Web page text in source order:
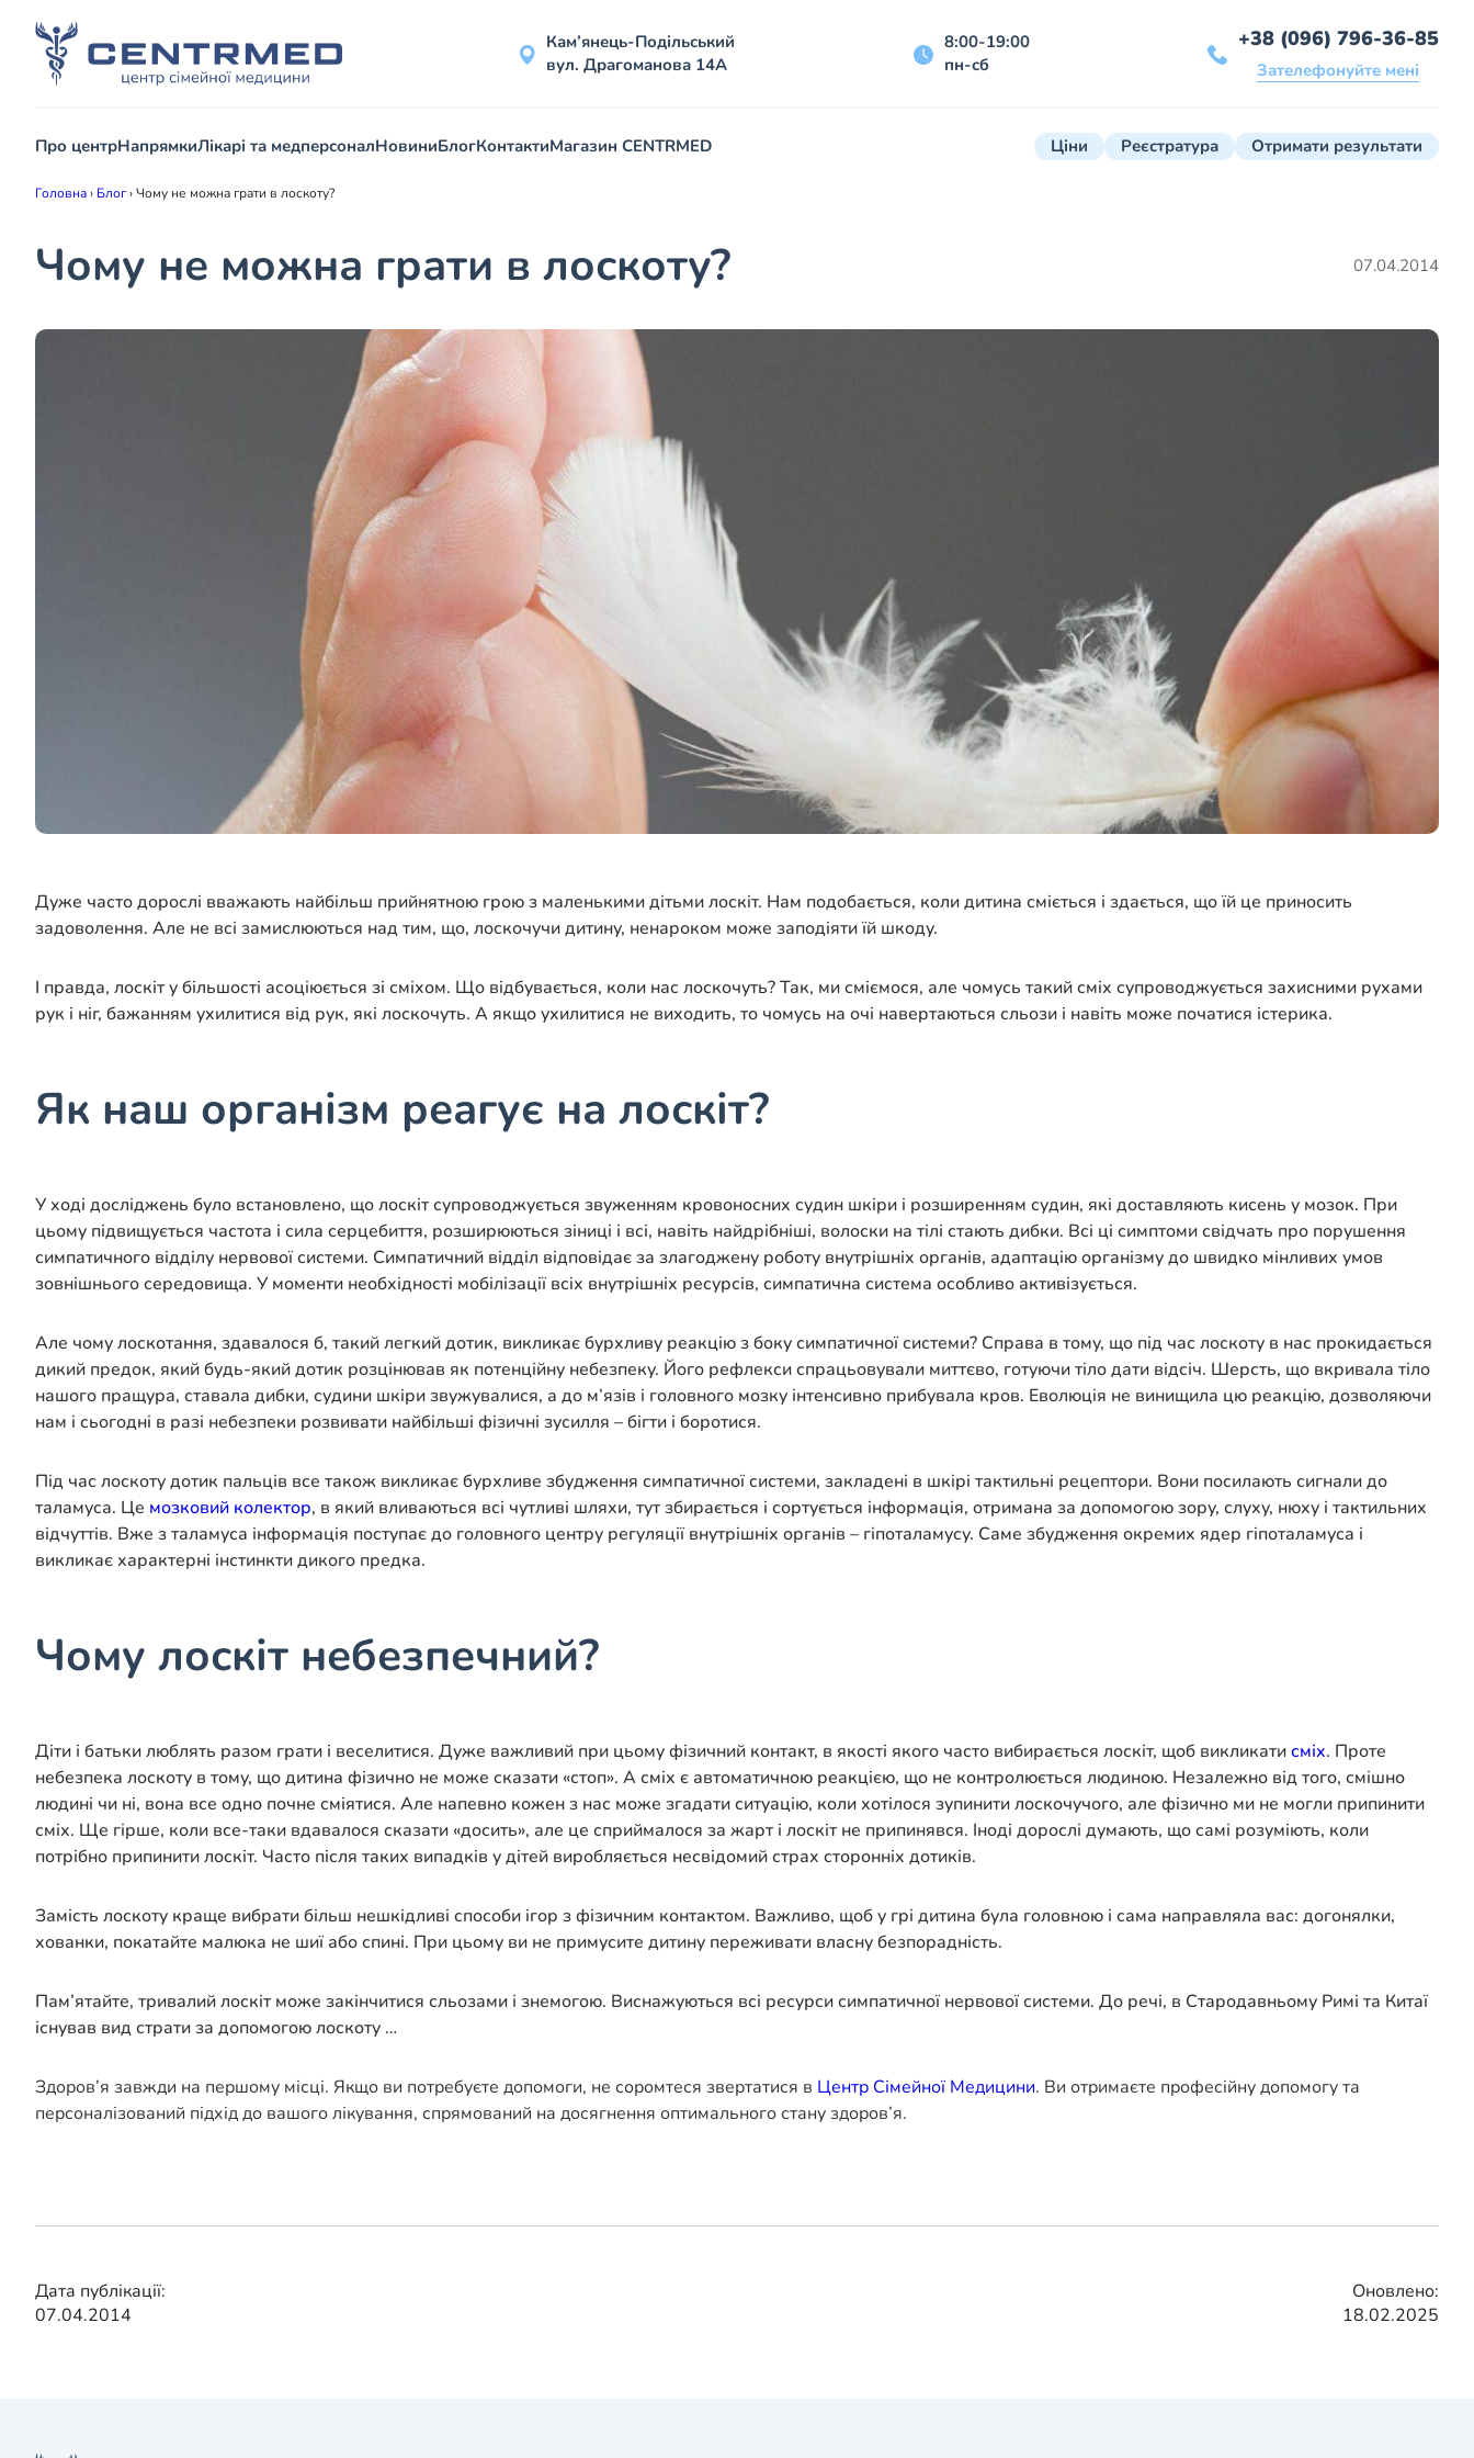
Кам’янець-Подільський
вул. Драгоманова 14А
8:00-19:00
пн-сб
+38 (096) 796-36-85
Зателефонуйте мені
Про центрНапрямкиЛікарі та медперсоналНовиниБлогКонтактиМагазин CENTRMED Ціни Реєстратура Отримати результати
Головна› Блог›Чому не можна грати в лоскоту?
Чому не можна грати в лоскоту? 07.04.2014
Дуже часто дорослі вважають найбільш прийнятною грою з маленькими дітьми лоскіт. Нам подобається, коли дитина сміється і здається, що їй це приносить
задоволення. Але не всі замислюються над тим, що, лоскочучи дитину, ненароком може заподіяти їй шкоду.
І правда, лоскіт у більшості асоціюється зі сміхом. Що відбувається, коли нас лоскочуть? Так, ми сміємося, але чомусь такий сміх супроводжується захисними рухами
рук і ніг, бажанням ухилитися від рук, які лоскочуть. А якщо ухилитися не виходить, то чомусь на очі навертаються сльози і навіть може початися істерика.
Як наш організм реагує на лоскіт?
У ході досліджень було встановлено, що лоскіт супроводжується звуженням кровоносних судин шкіри і розширенням судин, які доставляють кисень у мозок. При
цьому підвищується частота і сила серцебиття, розширюються зіниці і всі, навіть найдрібніші, волоски на тілі стають дибки. Всі ці симптоми свідчать про порушення
симпатичного відділу нервової системи. Симпатичний відділ відповідає за злагоджену роботу внутрішніх органів, адаптацію організму до швидко мінливих умов
зовнішнього середовища. У моменти необхідності мобілізації всіх внутрішніх ресурсів, симпатична система особливо активізується.
Але чому лоскотання, здавалося б, такий легкий дотик, викликає бурхливу реакцію з боку симпатичної системи? Справа в тому, що під час лоскоту в нас прокидається
дикий предок, який будь-який дотик розцінював як потенційну небезпеку. Його рефлекси спрацьовували миттєво, готуючи тіло дати відсіч. Шерсть, що вкривала тіло
нашого пращура, ставала дибки, судини шкіри звужувалися, а до м’язів і головного мозку інтенсивно прибувала кров. Еволюція не винищила цю реакцію, дозволяючи
нам і сьогодні в разі небезпеки розвивати найбільші фізичні зусилля – бігти і боротися.
Під час лоскоту дотик пальців все також викликає бурхливе збудження симпатичної системи, закладені в шкірі тактильні рецептори. Вони посилають сигнали до
таламуса. Це мозковий колектор, в який вливаються всі чутливі шляхи, тут збирається і сортується інформація, отримана за допомогою зору, слуху, нюху і тактильних
відчуттів. Вже з таламуса інформація поступає до головного центру регуляції внутрішніх органів – гіпоталамусу. Саме збудження окремих ядер гіпоталамуса і
викликає характерні інстинкти дикого предка.
Чому лоскіт небезпечний?
Діти і батьки люблять разом грати і веселитися. Дуже важливий при цьому фізичний контакт, в якості якого часто вибирається лоскіт, щоб викликатисміх. Проте
небезпека лоскоту в тому, що дитина фізично не може сказати «стоп». А сміх є автоматичною реакцією, що не контролюється людиною. Незалежно від того, смішно
людині чи ні, вона все одно почне сміятися. Але напевно кожен з нас може згадати ситуацію, коли хотілося зупинити лоскочучого, але фізично ми не могли припинити
сміх. Ще гірше, коли все-таки вдавалося сказати «досить», але це сприймалося за жарт і лоскіт не припинявся. Іноді дорослі думають, що самі розуміють, коли
потрібно припинити лоскіт. Часто після таких випадків у дітей виробляється несвідомий страх сторонніх дотиків.
Замість лоскоту краще вибрати більш нешкідливі способи ігор з фізичним контактом. Важливо, щоб у грі дитина була головною і сама направляла вас: догонялки,
хованки, покатайте малюка не шиї або спині. При цьому ви не примусите дитину переживати власну безпорадність.
Пам’ятайте, тривалий лоскіт може закінчитися сльозами і знемогою. Виснажуються всі ресурси симпатичної нервової системи. До речі, в Стародавньому Римі та Китаї
існував вид страти за допомогою лоскоту …
Здоров’я завжди на першому місці. Якщо ви потребуєте допомоги, не соромтеся звертатися в Центр Сімейної Медицини. Ви отримаєте професійну допомогу та
персоналізований підхід до вашого лікування, спрямований на досягнення оптимального стану здоров’я.
Дата публікації:
07.04.2014
Оновлено:
18.02.2025